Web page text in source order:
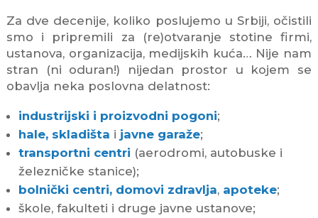
Za dve decenije, koliko poslujemo u Srbiji, očistili
smo i pripremili za (re)otvaranje stotine firmi,
ustanova, organizacija, medijskih kuća… Nije nam
stran (ni oduran!) nijedan prostor u kojem se
obavlja neka poslovna delatnost:
industrijski i proizvodni pogoni;
hale, skladišta i javne garaže;
transportni centri (aerodromi, autobuske i
železničke stanice);
bolnički centri, domovi zdravlja, apoteke;
škole, fakulteti i druge javne ustanove;